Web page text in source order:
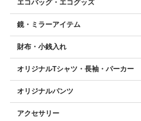
エコバッグ・エコグッズ
鏡・ミラーアイテム
財布・小銭入れ
オリジナルTシャツ・長袖・パーカー
オリジナルパンツ
アクセサリー